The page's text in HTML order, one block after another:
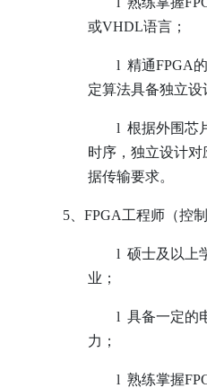
或VHDL语言；
l 精通FPGA
定算法具备独立设
l 根据外围芯
时序，独立设计
据传输要求。
5 FPGA工程师（控制
l 硕士及以上
业；
l 具备一定的
力；
l 熟练掌握